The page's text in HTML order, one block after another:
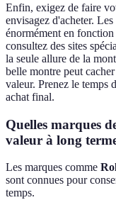
Enfin, exigez de faire
envisagez d'acheter.
énormément en
consultez des sites
la seule allure de la
belle montre peut
valeur. Prenez le temps
achat final.
Quelles marques
valeur à long
Les marques comme
sont connues pour
temps.